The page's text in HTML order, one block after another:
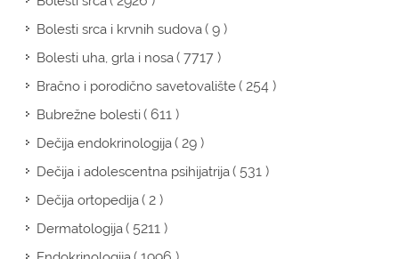
Bolesti srca i krvnih sudova( 9 )
Bolesti uha, grla i nosa( 7717 )
Bračno i porodično savetovalište( 254 )
Bubrežne bolesti( 611 )
Dečija endokrinologija( 29 )
Dečija i adolescentna psihijatrija( 531 )
Dečija ortopedija( 2 )
Dermatologija( 5211 )